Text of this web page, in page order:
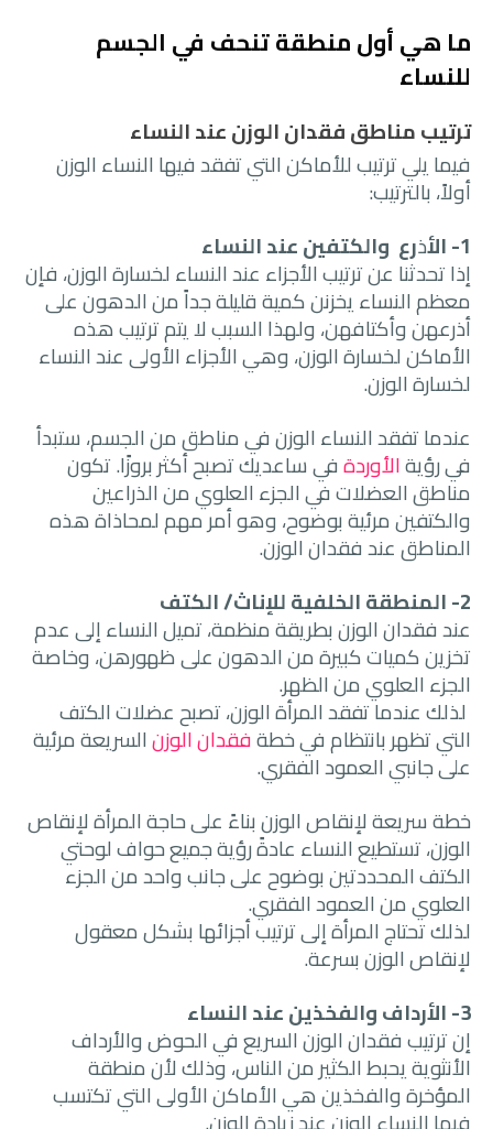
ما هي أول منطقة تنحف في الجسم
للنساء
ترتيب مناطق فقدان الوزن عند النساء
فيما يلي ترتيب للأماكن التي تفقد فيها النساء الوزن
أولاً، بالترتيب:
1- الأ
ذرع والكتفين عند النساء
إذا تحدثنا عن ترتيب الأجزاء عند النساء لخسارة الوزن، فإن
معظم النساء يخزنن كمية قليلة جداً من الدهون على
أذرعهن وأكتافهن، ولهذا السبب لا يتم ترتيب هذه
الأماكن لخسارة الوزن، وهي الأجزاء الأولى عند النساء
لخسارة الوزن.
عندما تفقد النساء الوزن في مناطق من الجسم، ستبدأ
في رؤيةالأوردةفي ساعديك تصبح أكثر بروزًا. تكون
مناطق العضلات في الجزء العلوي من الذراعين
والكتفين مرئية بوضوح، وهو أمر مهم لمحاذاة هذه
المناطق عند فقدان الوزن.
2- المنطقة الخلفية للإناث/ الكتف
عند فقدان الوزن بطريقة منظمة، تميل النساء إلى عدم
تخزين كميات كبيرة من الدهون على ظهورهن، وخاصة
الجزء العلوي من الظهر.
لذلك عندما تفقد المرأة الوزن، تصبح عضلات الكتف
التي تظهر بانتظام في خطةفقدان الوزنالسريعة مرئية
على جانبي العمود الفقري.
خطة سريعة لإنقاص الوزن بناءً على حاجة المرأة لإنقاص
الوزن، تستطيع النساء عادةً رؤية جميع حواف لوحتي
الكتف المحددتين بوضوح على جانب واحد من الجزء
العلوي من العمود الفقري.
لذلك تحتاج المرأة إلى ترتيب أجزائها بشكل معقول
لإنقاص الوزن بسرعة.
3- الأرداف والفخذين عند النساء
إن ترتيب فقدان الوزن السريع في الحوض والأرداف
الأنثوية يحبط الكثير من الناس، وذلك لأن منطقة
المؤخرة والفخذين هي الأماكن الأولى التي تكتسب